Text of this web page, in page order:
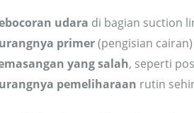
udara di bagian suction
primer(pengisian
yang salah, seperti
pemeliharaan rutin